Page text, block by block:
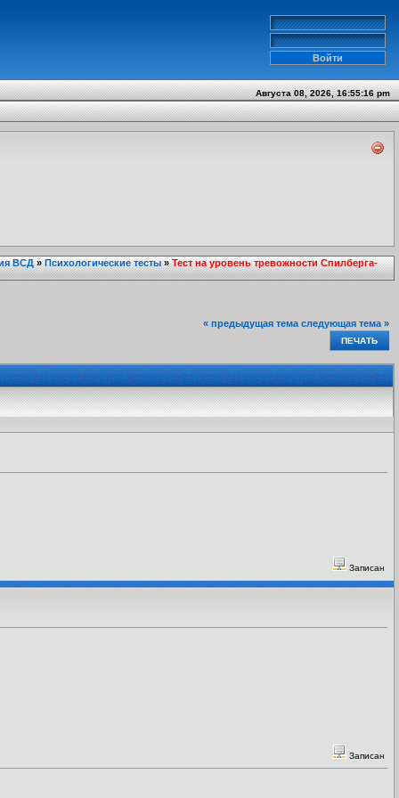
Августа 08, 2026, 16:55:16 pm
ВСД»Психологические тесты»Тест на уровень тревожности Спилберга-
« предыдущая тема следующая тема »
ПЕЧАТЬ
Записан
Записан